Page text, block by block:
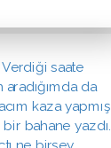
saate
aradığımda da
kaza yapmış
bahane yazdı.
ne birşey.